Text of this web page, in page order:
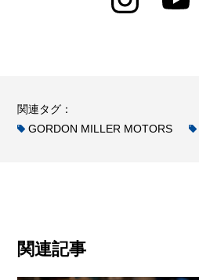
関連タグ：
GORDON MILLER MOTORS
関連記事